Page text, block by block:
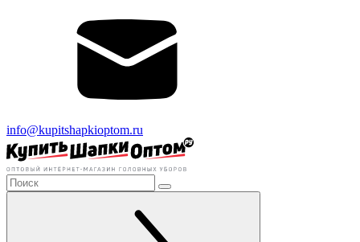
info@kupitshapkioptom.ru